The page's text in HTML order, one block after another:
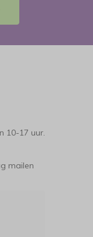
10-17 uur.
mailen